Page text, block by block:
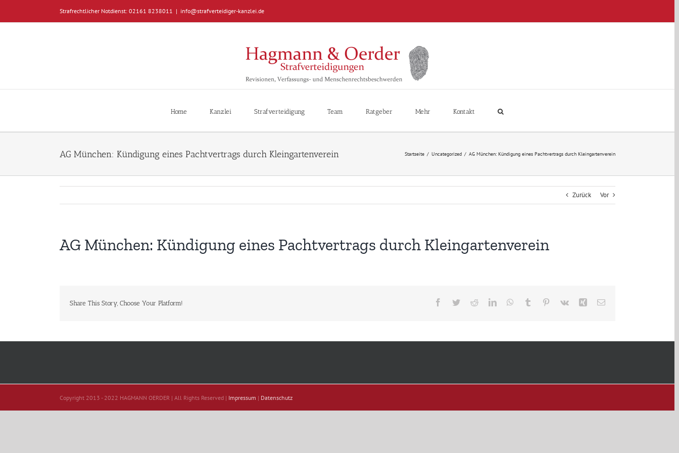
springen
Strafrechtlicher Notdienst: 02161 8238011 | info@strafverteidiger-kanzlei.de
Home Kanzlei Strafverteidigung Team Ratgeber Mehr Kontakt
AG München: Kündigung eines Pachtvertrags durch Kleingartenverein Startseite / Uncategorized / AG München: Kündigung eines Pachtvertrags durch Kleingartenverein
Zurück Vor
AG München: Kündigung eines Pachtvertrags durch Kleingartenverein
Share This Story, Choose Your Platform! Facebook
TwitterRedditLinkedInWhatsApp
Tumblr Pinterest
Vk Xing E-
Copyright 2013 - 2022 HAGMANN OERDER | All Rights Reserved | Impressum | Datenschutz